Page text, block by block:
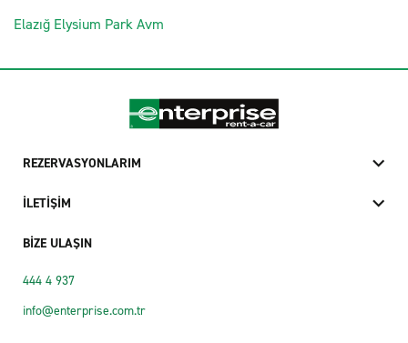
Elazığ Elysium Park Avm
REZERVASYONLARIM
İLETİŞİM
BİZE ULAŞIN
444 4 937
info@enterprise.com.tr